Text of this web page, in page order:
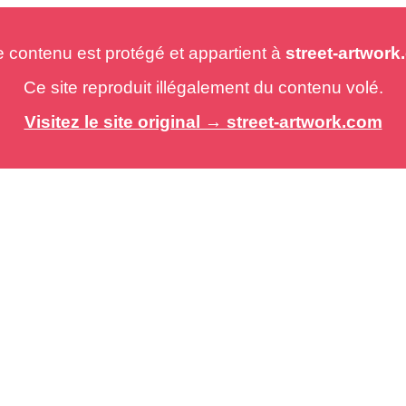
est protégé et appartient à street-
Ce site reproduit illégalement du contenu volé.
Visitez le site original → street-artwork.com